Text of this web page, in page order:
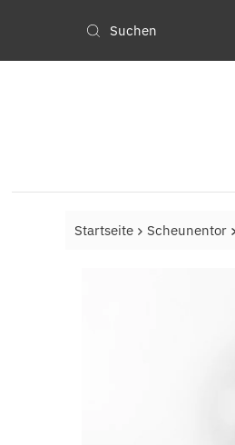
Startseite Scheunentor